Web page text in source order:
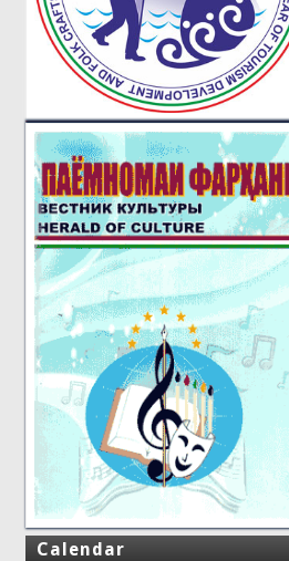
Calendar